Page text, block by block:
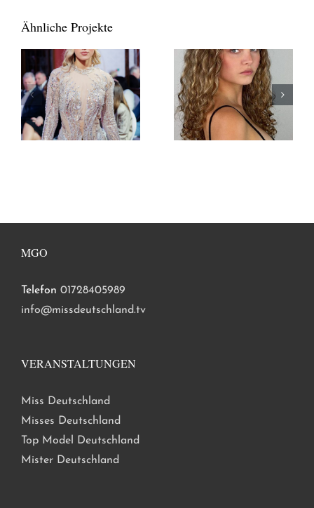
Ähnliche Projekte
MGO
Telefon 01728405989
info@missdeutschland.tv
VERANSTALTUNGEN
Miss Deutschland
Misses Deutschland
Top Model Deutschland
Mister Deutschland